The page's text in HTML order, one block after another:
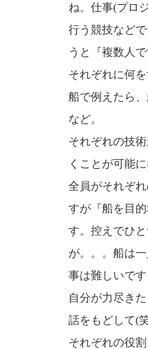
ね。仕事(プロ
行う競技など
うと『複数人
それぞれに何
船で例えたら
など。
それぞれの技
くことが可能
全員がそれぞ
すが『船を目
す。控えでひ
が。。。船は
事は難しいで
自分が力尽き
話をもどして(
それぞれの役